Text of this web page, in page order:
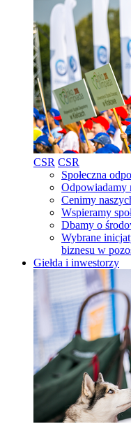
CSR CSR
Społeczna
Odpowiadamy
Cenimy
Wspieramy
Dbamy o
Wybrane
biznesu w
Giełda i inwestorzy